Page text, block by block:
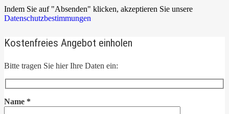
Indem Sie auf "Absenden" klicken, akzeptieren Sie unsere
Datenschutzbestimmungen
Kostenfreies Angebot einholen
Bitte tragen Sie hier Ihre Daten ein:
Name *